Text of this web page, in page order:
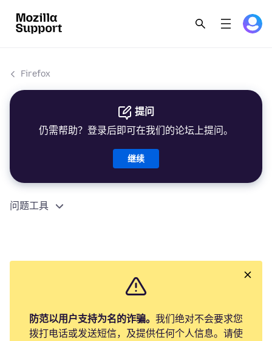
Firefox
提问
仍需帮助？登录后即可在我们的论坛上提问。
继续
问题工具
防范以用户支持为名的诈骗。 我们绝对不会要求您
拨打电话或发送短信，及提供任何个人信息。请使